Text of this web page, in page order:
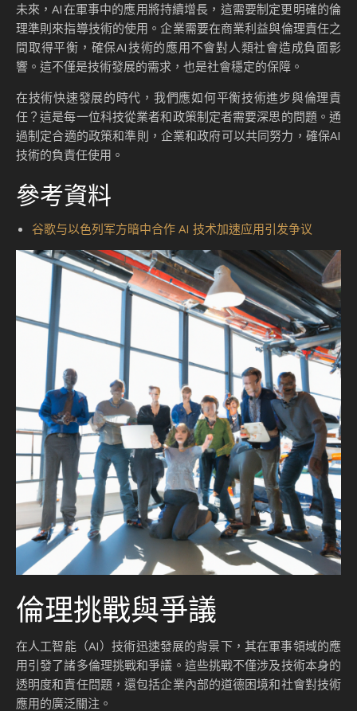
未來，AI在軍事中的應用將持續增長，這需要制定更明確的倫
理準則來指導技術的使用。企業需要在商業利益與倫理責任之
間取得平衡，確保AI技術的應用不會對人類社會造成負面影
響。這不僅是技術發展的需求，也是社會穩定的保障。
在技術快速發展的時代，我們應如何平衡技術進步與倫理責
任？這是每一位科技從業者和政策制定者需要深思的問題。通
過制定合適的政策和準則，企業和政府可以共同努力，確保AI
技術的負責任使用。
參考資料
谷歌与以色列军方暗中合作 AI 技术加速应用引发争议
倫理挑戰與爭議
在人工智能（AI）技術迅速發展的背景下，其在軍事領域的應
用引發了諸多倫理挑戰和爭議。這些挑戰不僅涉及技術本身的
透明度和責任問題，還包括企業內部的道德困境和社會對技術
應用的廣泛關注。